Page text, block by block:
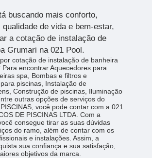
buscando mais conforto,
qualidade de vida e bem-estar,
a cotação de instalação de
Grumari na 021 Pool.
cotação de instalação de banheira
encontrar Aquecedores para
spa, Bombas e filtros e
piscinas, Instalação de
Construção de piscinas, Iluminação
outras opções de serviços do
você pode contar com a 021
DE PISCINAS LTDA. Com a
consegue tirar as suas dúvidas
do ramo, além de contar com os
e instalações. Assim, a
sua confiança e sua satisfação,
objetivos da marca.